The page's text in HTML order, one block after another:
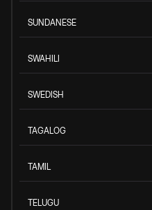
SUNDANESE
SWAHILI
SWEDISH
TAGALOG
TAMIL
TELUGU